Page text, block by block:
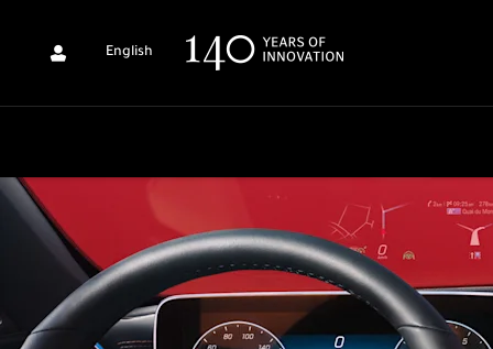
English